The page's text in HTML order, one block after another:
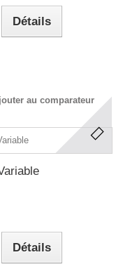
Détails
au comparateur
Détails